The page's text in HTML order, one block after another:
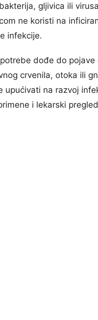
gljivica ili
ne koristi na
infekcije.
dođe do pojave
crvenila, otoka ili
upućivati na razvoj
i lekarski